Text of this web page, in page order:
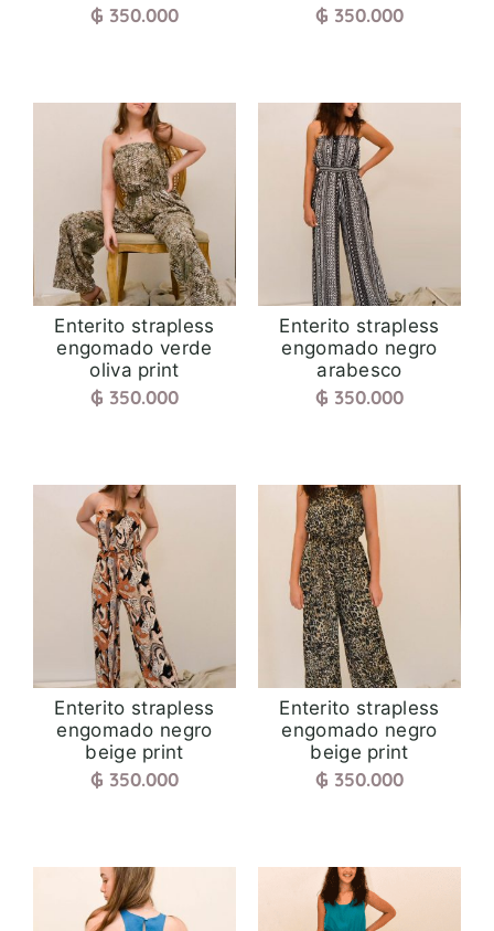
₲ 350.000 ₲ 350.000
Enterito strapless
engomado verde
oliva print
₲ 350.000
Enterito strapless
engomado negro
arabesco
₲ 350.000
Enterito strapless
engomado negro
beige print
₲ 350.000
Enterito strapless
engomado negro
beige print
₲ 350.000